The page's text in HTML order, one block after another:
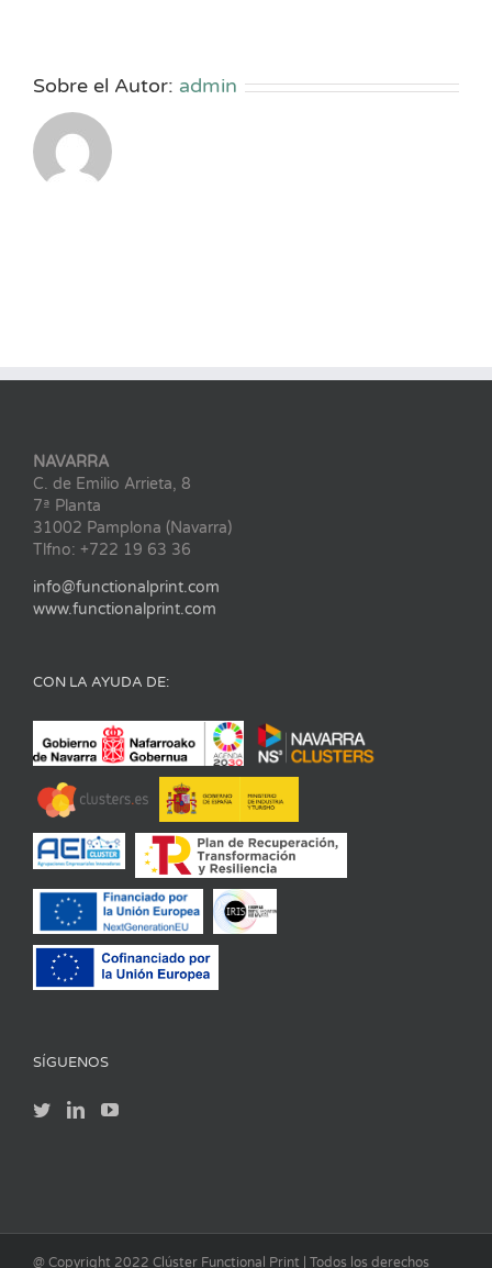
Sobre el Autor: admin
NAVARRA
C. de Emilio Arrieta, 8
7ª Planta
31002 Pamplona (Navarra)
Tlfno: +722 19 63 36
info@functionalprint.com
www.functionalprint.com
CON LA AYUDA DE:
SÍGUENOS
@ Copyright 2022 Clúster Functional Print | Todos los derechos